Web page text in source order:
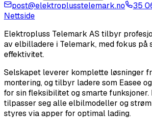
post@elektroplusstelemark.no
35
Nettside
Elektropluss Telemark AS tilbyr
av elbilladere i Telemark, med fokus på
effektivitet.
Selskapet leverer komplette løsninger
montering, og tilbyr ladere som Easee
for sin fleksibilitet og smarte funksjoner.
tilpasser seg alle elbilmodeller og
styres via apper for optimal lading.